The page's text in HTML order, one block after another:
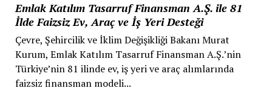
Emlak Katılım Tasarruf Finansman A.Ş. ile 81
İlde Faizsiz Ev, Araç ve İş Yeri Desteği
Çevre, Şehircilik ve İklim Değişikliği Bakanı Murat
Kurum, Emlak Katılım Tasarruf Finansman A.Ş.’nin
Türkiye’nin 81 ilinde ev, iş yeri ve araç alımlarında
faizsiz finansman modeli...